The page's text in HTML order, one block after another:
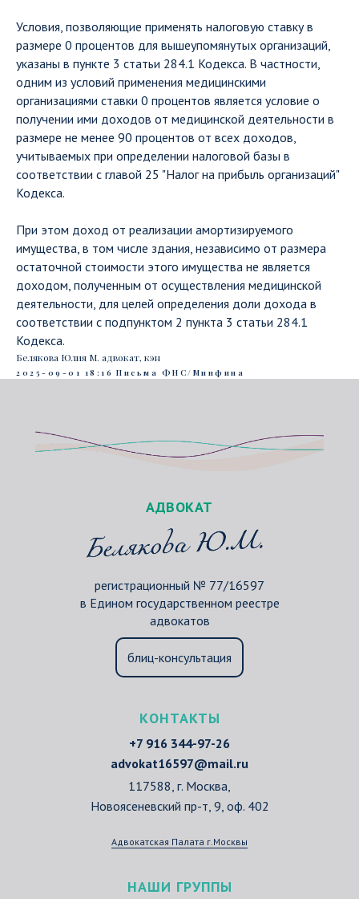
Условия, позволяющие применять налоговую ставку в
размере 0 процентов для вышеупомянутых организаций,
указаны в пункте 3 статьи 284.1 Кодекса. В частности,
одним из условий применения медицинскими
организациями ставки 0 процентов является условие о
получении ими доходов от медицинской деятельности в
размере не менее 90 процентов от всех доходов,
учитываемых при определении налоговой базы в
соответствии с главой 25 "Налог на прибыль организаций"
Кодекса.
При этом доход от реализации амортизируемого
имущества, в том числе здания, независимо от размера
остаточной стоимости этого имущества не является
доходом, полученным от осуществления медицинской
деятельности, для целей определения доли дохода в
соответствии с подпунктом 2 пункта 3 статьи 284.1
Кодекса.
Белякова Юлия М. адвокат, кэн
2025-09-01 18:16 Письма ФНС/Минфина
117588, г. Москва,
Новоясеневский пр-т, 9, оф. 402
+7 916 344-97-26
advokat16597@mail.ru
КОНТАКТЫ
НАШИ ГРУППЫ
АДВОКАТ
регистрационный № 77/16597
в Едином государственном реестре
адвокатов
Адвокатская Палата г.Москвы
блиц-консультация